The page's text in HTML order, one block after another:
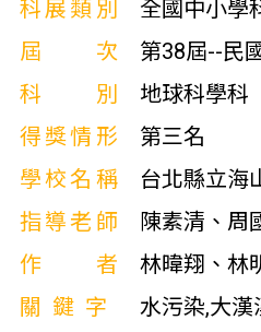
科展類別
全國中小學
屆次
第38屆--民
科別
地球科學科
得獎情形
第三名
學校名稱
台北縣立海
指導老師
陳素清、周
作者
林暐翔、林
關鍵字
水污染,大漢